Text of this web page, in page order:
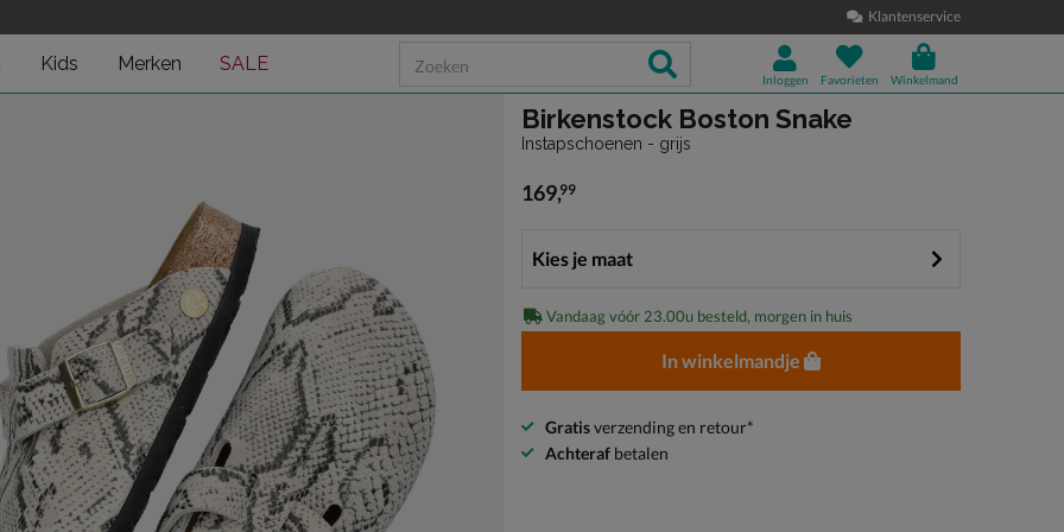
Klantenservice
Kids Merken SALE
Inloggen Favorieten Winkelmand
Birkenstock Boston Snake
Instapschoenen - grijs
€ 169,99
169,99
Kies je maat
Vandaag vóór 23.00u besteld, morgen in huis
In winkelmandje
Gratisverzending en retour*
Achteraf betalen